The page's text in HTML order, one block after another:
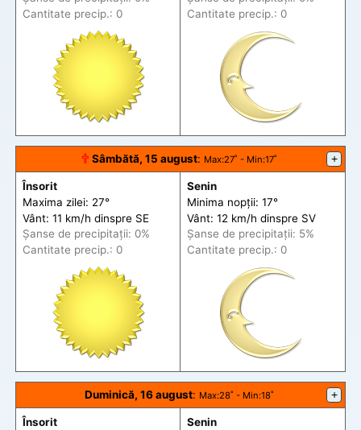
Cantitate precip.: 0
Cantitate precip.: 0
🕆 Sâmbătă, 15 august: Max:27˚ - Min:17˚ +
Însorit
Maxima zilei: 27°
Vânt: 11 km/h dinspre SE
Șanse de precipitații: 0%
Cantitate precip.: 0
Senin
Minima nopții: 17°
Vânt: 12 km/h dinspre SV
Șanse de precipitații: 5%
Cantitate precip.: 0
Duminică, 16 august: Max:28˚ - Min:18˚ +
Însorit
Senin